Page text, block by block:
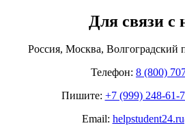
Для связи с
Россия, Москва, Волгоградский
Телефон: 8 (800)
Пишите: +7 (999) 248-61-
Email: